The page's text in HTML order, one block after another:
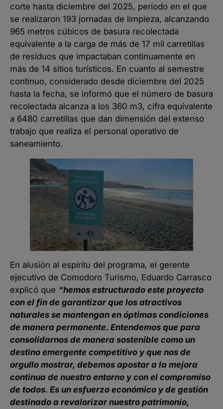
corte hasta diciembre del 2025, período en el que
se realizaron 193 jornadas de limpieza, alcanzando
965 metros cúbicos de basura recolectada
equivalente a la carga de más de 17 mil carretillas
de residuos que impactaban continuamente en
más de 14 sitios turísticos. En cuanto al semestre
continuo, considerado desde diciembre del 2025
hasta la fecha, se informó que el número de basura
recolectada alcanza a los 360 m3, cifra equivalente
a 6480 carretillas que dan dimensión del extenso
trabajo que realiza el personal operativo de
saneamiento.
En alusión al espíritu del programa, el gerente
ejecutivo de Comodoro Turismo, Eduardo Carrasco
explicó que “hemos estructurado este proyecto
con el fin de garantizar que los atractivos
naturales se mantengan en óptimas condiciones
de manera permanente. Entendemos que para
consolidarnos de manera sostenible como un
destino emergente competitivo y que nos de
orgullo mostrar, debemos apostar a la mejora
continua de nuestro entorno y con el compromiso
de todos. Es un esfuerzo económico y de gestión
destinado a revalorizar nuestro patrimonio,